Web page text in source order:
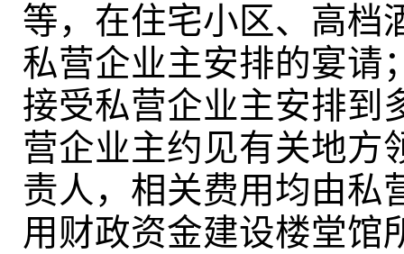
等，在住宅小区、高档
私营企业主安排的宴请
接受私营企业主安排到
营企业主约见有关地方
责人，相关费用均由私
用财政资金建设楼堂馆